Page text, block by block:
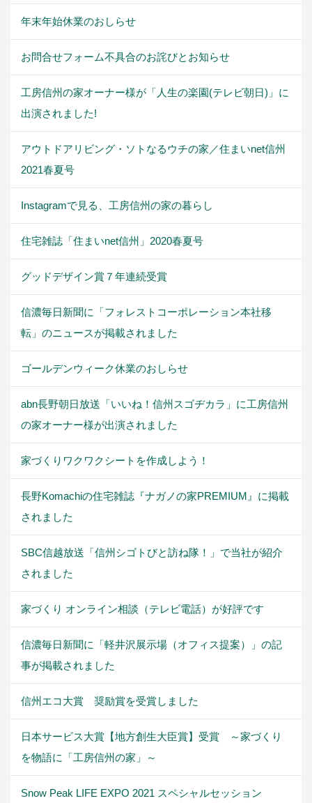
年末年始休業のおしらせ
お問合せフォーム不具合のお詫びとお知らせ
工房信州の家オーナー様が「人生の楽園(テレビ朝日)」に
出演されました!
アウトドアリビング・ソトなるウチの家／住まいnet信州
2021春夏号
Instagramで見る、工房信州の家の暮らし
住宅雑誌「住まいnet信州」2020春夏号
グッドデザイン賞７年連続受賞
信濃毎日新聞に「フォレストコーポレーション本社移
転」のニュースが掲載されました
ゴールデンウィーク休業のおしらせ
abn長野朝日放送「いいね！信州スゴヂカラ」に工房信州
の家オーナー様が出演されました
家づくりワクワクシートを作成しよう！
長野Komachiの住宅雑誌『ナガノの家PREMIUM』に掲載
されました
SBC信越放送「信州シゴトびと訪ね隊！」で当社が紹介
されました
家づくり オンライン相談（テレビ電話）が好評です
信濃毎日新聞に「軽井沢展示場（オフィス提案）」の記
事が掲載されました
信州エコ大賞 奨励賞を受賞しました
日本サービス大賞【地方創生大臣賞】受賞 ～家づくり
を物語に「工房信州の家」～
Snow Peak LIFE EXPO 2021 スペシャルセッション